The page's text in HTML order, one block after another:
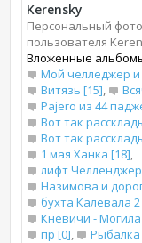
Kerensky
Персональный
пользователя
Вложенные
Мой челледжер и
Витязь [15],
Pajero из 44
Вот так
Вот так
1 мая Ханка [18],
лифт
Назимова и
бухта Калевала 2
Кневичи -
пр [0], Рыбалка